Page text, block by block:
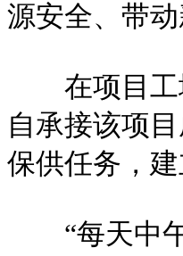
源安全、带
在项目工地
自承接该项
保供任务，
“每天中午